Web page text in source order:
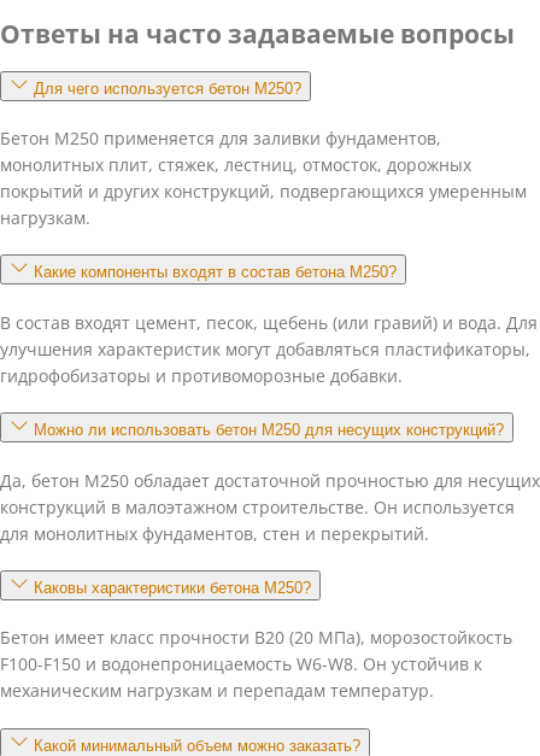
Ответы на часто задаваемые вопросы
Для чего используется бетон М250?
Бетон М250 применяется для заливки фундаментов,
монолитных плит, стяжек, лестниц, отмосток, дорожных
покрытий и других конструкций, подвергающихся умеренным
нагрузкам.
Какие компоненты входят в состав бетона М250?
В состав входят цемент, песок, щебень (или гравий) и вода. Для
улучшения характеристик могут добавляться пластификаторы,
гидрофобизаторы и противоморозные добавки.
Можно ли использовать бетон М250 для несущих конструкций?
Да, бетон М250 обладает достаточной прочностью для несущих
конструкций в малоэтажном строительстве. Он используется
для монолитных фундаментов, стен и перекрытий.
Каковы характеристики бетона М250?
Бетон имеет класс прочности В20 (20 МПа), морозостойкость
F100-F150 и водонепроницаемость W6-W8. Он устойчив к
механическим нагрузкам и перепадам температур.
Какой минимальный объем можно заказать?